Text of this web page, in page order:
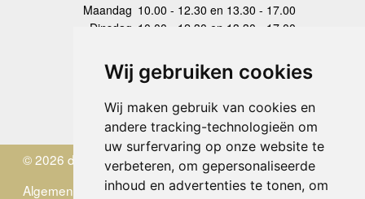
Wij gebruiken cookies
Wij maken gebruik van cookies en
andere tracking-technologieën om
uw surfervaring op onze website te
verbeteren, om gepersonaliseerde
inhoud en advertenties te tonen, om
Maandag 10.00 - 12.30 en 13.30 - 17.00
Dinsdag 10.00 - 12.30 en 13.30 - 17.00
Donderdag
10.00 - 12.30 en 13.30 - 17.00
Vrijdag 10.00 - 12.30 en 13.30 - 17.00
Zaterdag
gesloten
Zondag gesloten
© 2026 de Zwerver
Algemene Voorwaarden